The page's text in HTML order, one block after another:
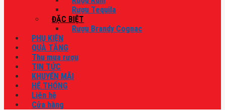
Rượu Tequila
ĐẶC BIỆT
Rượu Brandy Cognac
PHỤ KIỆN
QUÀ TẶNG
Thu mua rượu
TIN TỨC
KHUYẾN MÃI
HỆ THỐNG
Liên hệ
Cửa hàng